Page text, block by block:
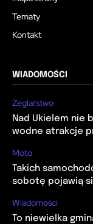
Tematy
Kontakt
WIADOMOŚCI
Żeglarstwo
Nad Ukielem nie
wodne atrakcje
Moto
Takich
sobotę pojawią
Wiadomości
To niewielka